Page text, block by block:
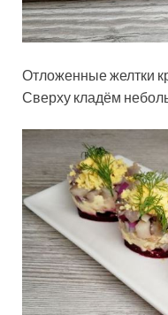
Отложенные желтки
Сверху кладём